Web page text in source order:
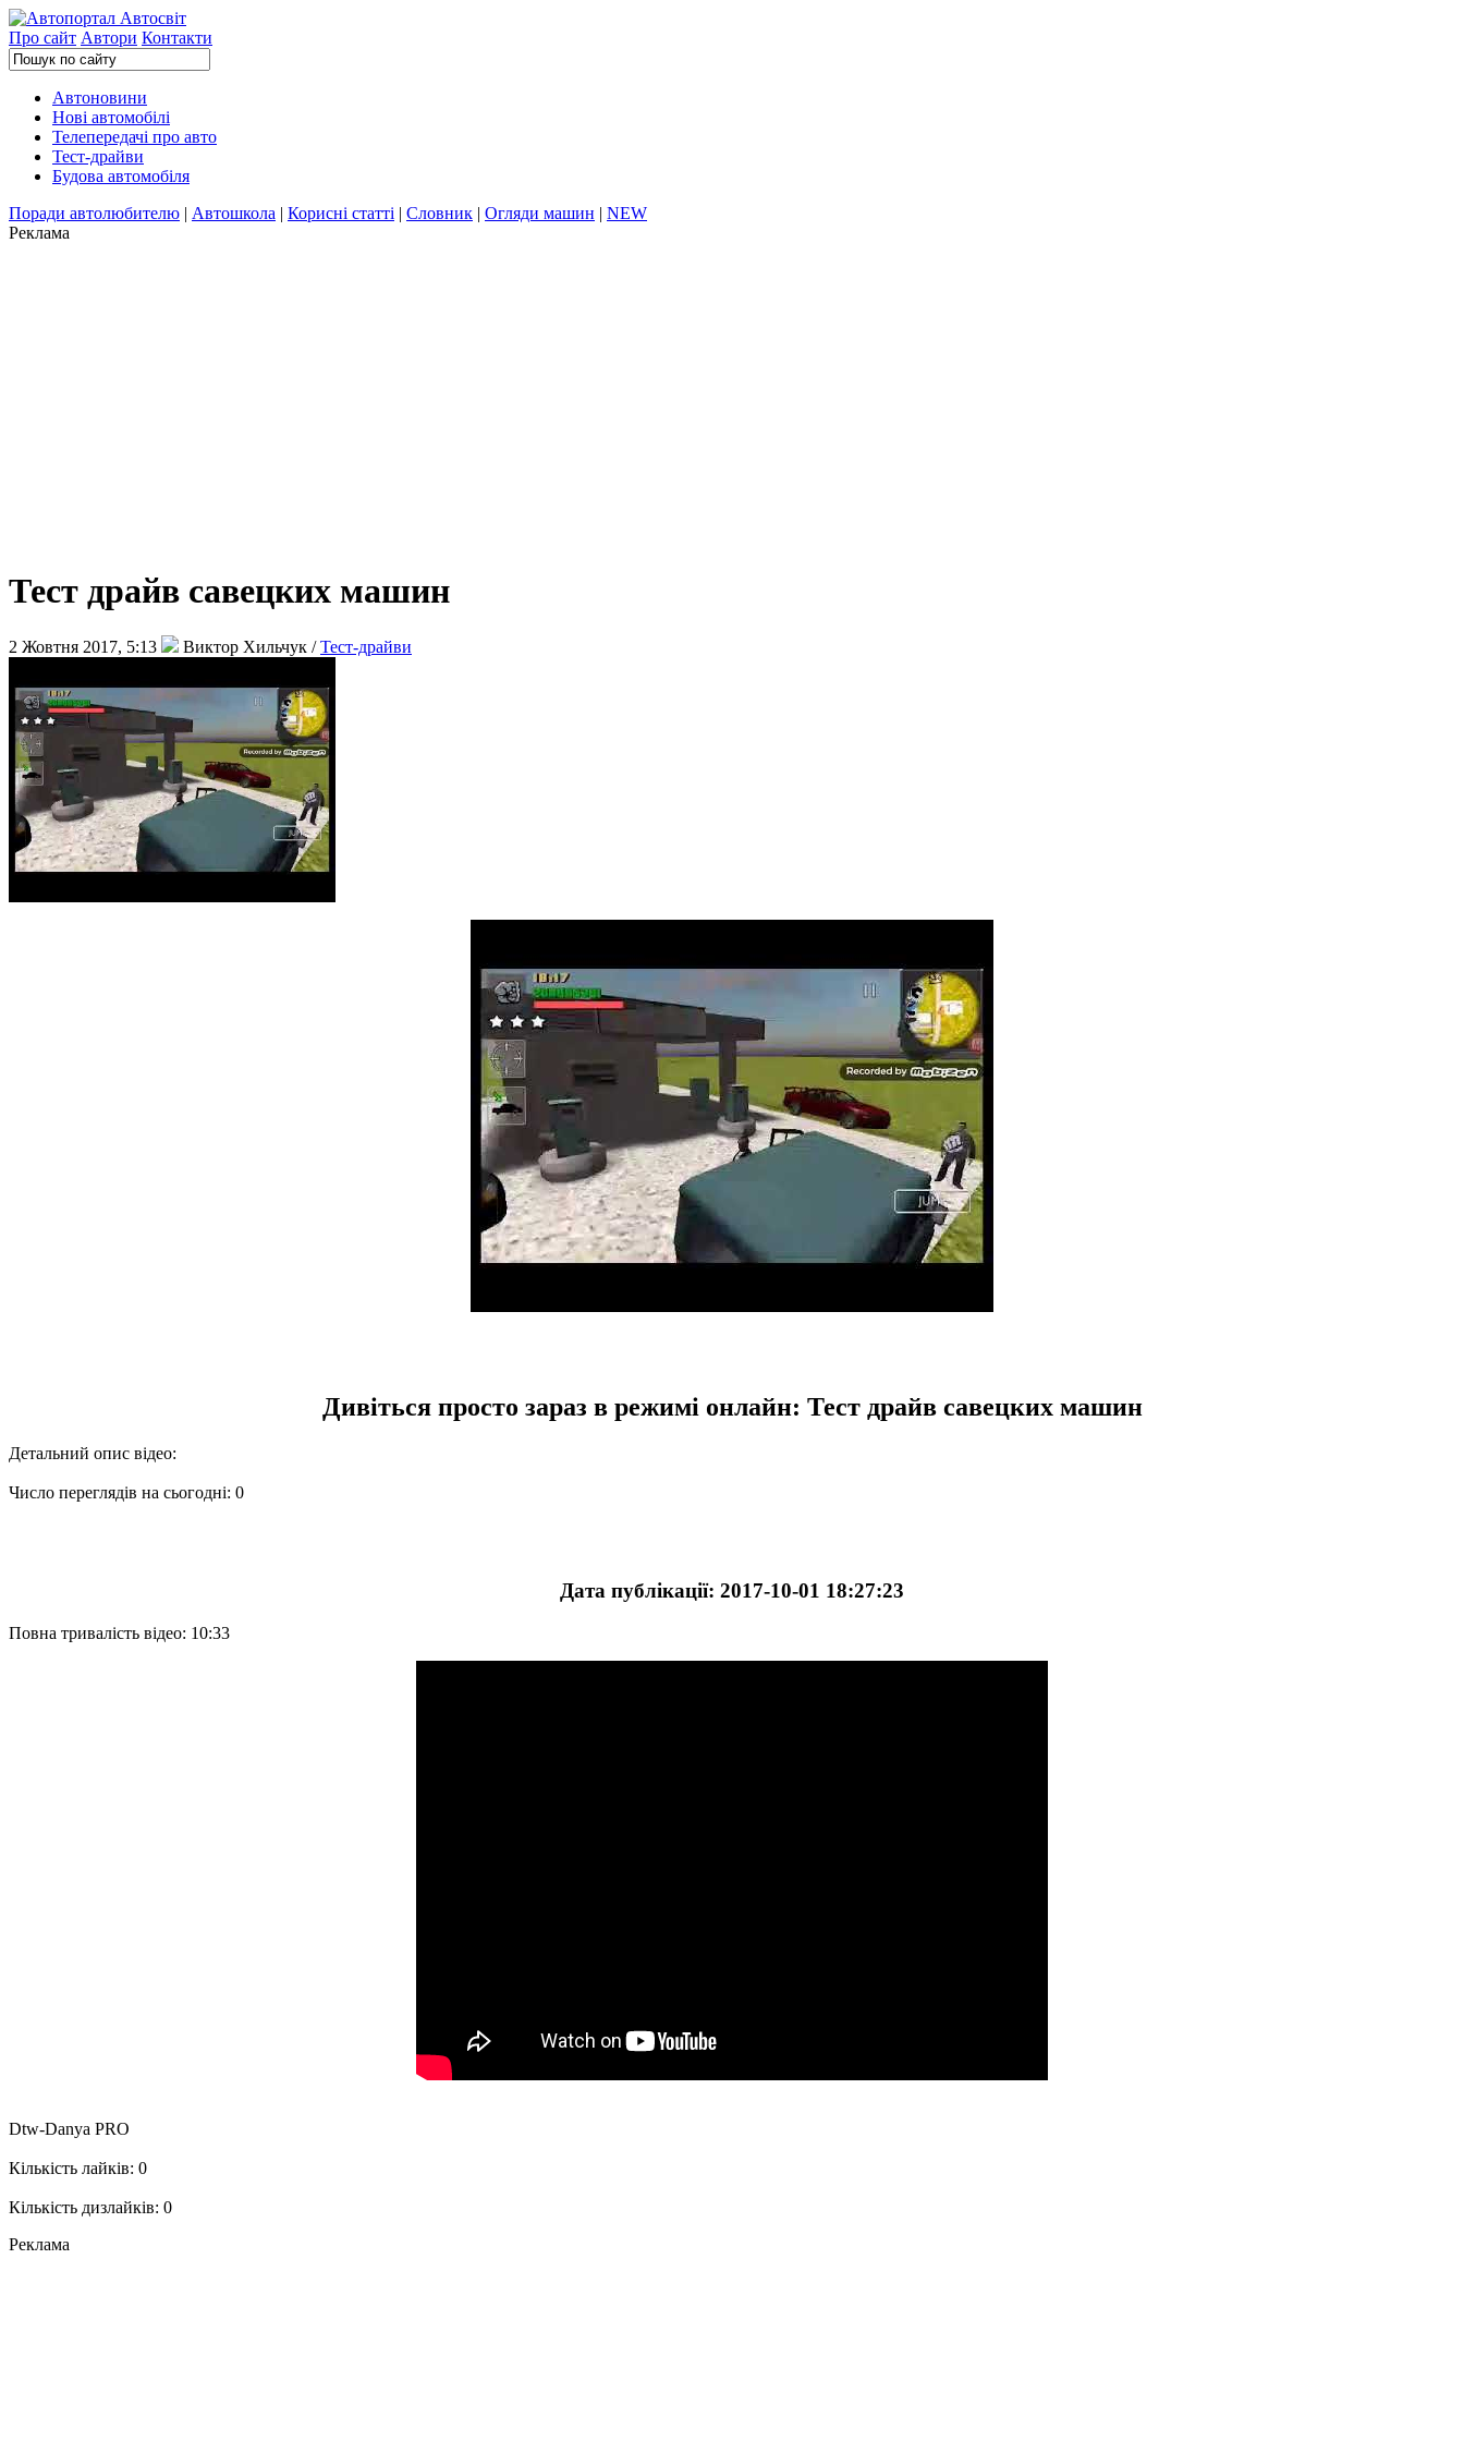
Про сайт Автори Контакти
Автоновини
Нові автомобілі
Телепередачі про авто
Тест-драйви
Будова автомобіля
Поради автолюбителю | Автошкола | Корисні статті | Словник | Огляди машин | NEW
Реклама
Тест драйв савецких машин
2 Жовтня 2017, 5:13 Виктор Хильчук /Тест-драйви
Дивіться просто зараз в режимі онлайн: Тест драйв савецких машин
Детальний опис відео:
Число переглядів на сьогодні: 0
Дата публікації: 2017-10-01 18:27:23
Повна тривалість відео: 10:33
Dtw-Danya PRO
Кількість лайків: 0
Кількість дизлайків: 0
Реклама